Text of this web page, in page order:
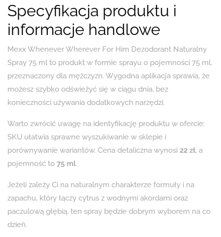
Specyfikacja produktu i
informacje handlowe
Mexx Whenever Wherever For Him Dezodorant Naturalny
Spray 75 ml to produkt w formie sprayu o pojemności 75 ml,
przeznaczony dla mężczyzn. Wygodna aplikacja sprawia, że
możesz szybko odświeżyć się w ciągu dnia, bez
konieczności używania dodatkowych narzędzi.
Warto zwrócić uwagę na identyfikację produktu w ofercie:
SKU ułatwia sprawne wyszukiwanie w sklepie i
porównywanie wariantów. Cena detaliczna wynosi 22 zł, a
pojemność to 75 ml.
Jeżeli zależy Ci na naturalnym charakterze formuły i na
zapachu, który łączy cytrus z wodnymi akordami oraz
paczulową głębią, ten spray będzie dobrym wyborem na co
dzień.